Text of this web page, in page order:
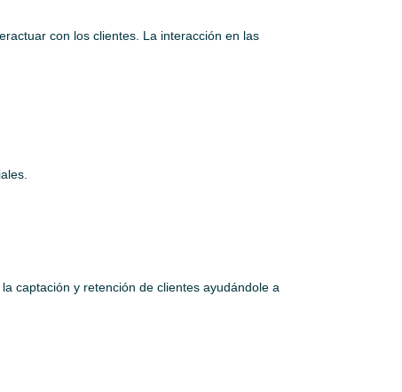
con los clientes. La interacción en las
captación y retención de clientes ayudándole a